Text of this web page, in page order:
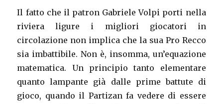
Il fatto che il patron Gabriele Volpi porti nella
riviera ligure i migliori giocatori in
circolazione non implica che la sua Pro Recco
sia imbattibile. Non è, insomma, un’equazione
matematica. Un principio tanto elementare
quanto lampante già dalle prime battute di
gioco, quando il Partizan fa vedere di essere